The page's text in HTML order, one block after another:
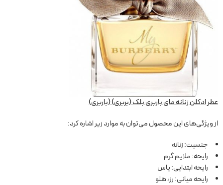
عطر ادکلن زنانه مای باربری بلک (بربری) (باربری)
از ویژگی‌های این محصول می‌توان به موارد زیر اشاره کرد:
جنسیت: زنانه
رایحه: ملایم گرم
رایحه ابتدایی: یاس
رایحه میانی: رز، هلو